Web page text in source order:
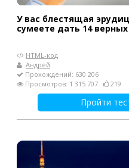
У вас блестящая
сумеете дать 14
HTML-код
Андрей
Прохождений: 630 206
Просмотров: 1 315 707
219
Пройти